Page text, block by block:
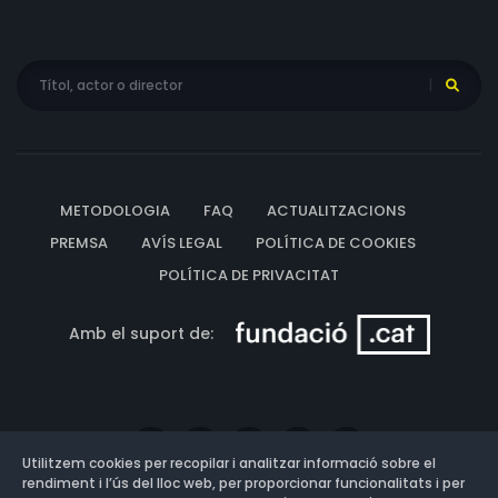
METODOLOGIA FAQ
ACTUALITZACIONS
PREMSA
AVÍS LEGAL
POLÍTICA DE COOKIES
POLÍTICA DE PRIVACITAT
Amb el suport de:
Utilitzem cookies per recopilar i analitzar informació sobre el
rendiment i l’ús del lloc web, per proporcionar funcionalitats i per